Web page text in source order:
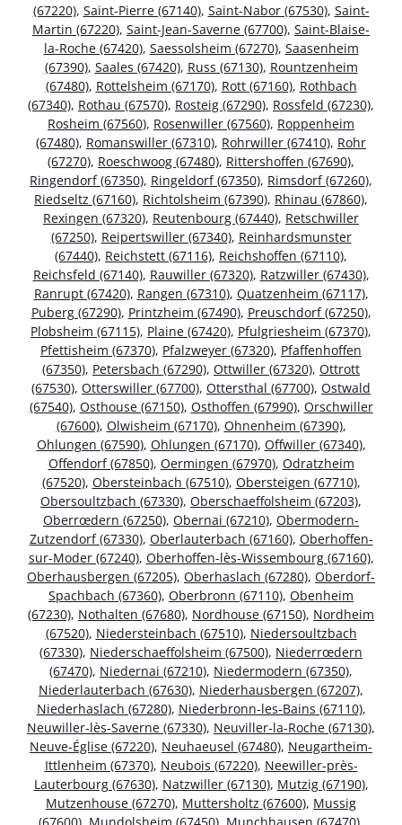
(67220), Saint-Pierre (67140), Saint-Nabor (67530), Saint-
Martin (67220), Saint-Jean-Saverne (67700), Saint-Blaise-
la-Roche (67420), Saessolsheim (67270), Saasenheim
(67390), Saales (67420), Russ (67130), Rountzenheim
(67480), Rottelsheim (67170), Rott (67160), Rothbach
(67340), Rothau (67570), Rosteig (67290), Rossfeld (67230),
Rosheim (67560), Rosenwiller (67560), Roppenheim
(67480), Romanswiller (67310), Rohrwiller (67410), Rohr
(67270), Roeschwoog (67480), Rittershoffen (67690),
Ringendorf (67350), Ringeldorf (67350), Rimsdorf (67260),
Riedseltz (67160), Richtolsheim (67390), Rhinau (67860),
Rexingen (67320), Reutenbourg (67440), Retschwiller
(67250), Reipertswiller (67340), Reinhardsmunster
(67440), Reichstett (67116), Reichshoffen (67110),
Reichsfeld (67140), Rauwiller (67320), Ratzwiller (67430),
Ranrupt (67420), Rangen (67310), Quatzenheim (67117),
Puberg (67290), Printzheim (67490), Preuschdorf (67250),
Plobsheim (67115), Plaine (67420), Pfulgriesheim (67370),
Pfettisheim (67370), Pfalzweyer (67320), Pfaffenhoffen
(67350), Petersbach (67290), Ottwiller (67320), Ottrott
(67530), Otterswiller (67700), Ottersthal (67700), Ostwald
(67540), Osthouse (67150), Osthoffen (67990), Orschwiller
(67600), Olwisheim (67170), Ohnenheim (67390),
Ohlungen (67590), Ohlungen (67170), Offwiller (67340),
Offendorf (67850), Oermingen (67970), Odratzheim
(67520), Obersteinbach (67510), Obersteigen (67710),
Obersoultzbach (67330), Oberschaeffolsheim (67203),
Oberrœdern (67250), Obernai (67210), Obermodern-
Zutzendorf (67330), Oberlauterbach (67160), Oberhoffen-
sur-Moder (67240), Oberhoffen-lès-Wissembourg (67160),
Oberhausbergen (67205), Oberhaslach (67280), Oberdorf-
Spachbach (67360), Oberbronn (67110), Obenheim
(67230), Nothalten (67680), Nordhouse (67150), Nordheim
(67520), Niedersteinbach (67510), Niedersoultzbach
(67330), Niederschaeffolsheim (67500), Niederrœdern
(67470), Niedernai (67210), Niedermodern (67350),
Niederlauterbach (67630), Niederhausbergen (67207),
Niederhaslach (67280), Niederbronn-les-Bains (67110),
Neuwiller-lès-Saverne (67330), Neuviller-la-Roche (67130),
Neuve-Église (67220), Neuhaeusel (67480), Neugartheim-
Ittlenheim (67370), Neubois (67220), Neewiller-près-
Lauterbourg (67630), Natzwiller (67130), Mutzig (67190),
Mutzenhouse (67270), Muttersholtz (67600), Mussig